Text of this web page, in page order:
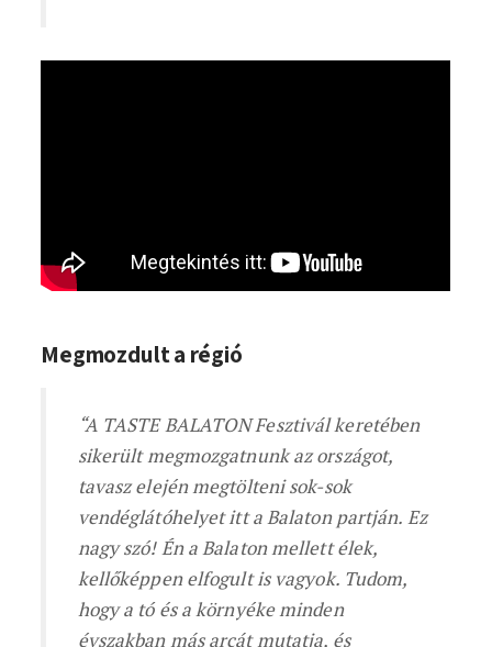
Megmozdult a régió
“A TASTE BALATON Fesztivál keretében
sikerült megmozgatnunk az országot,
tavasz elején megtölteni sok-sok
vendéglátóhelyet itt a Balaton partján. Ez
nagy szó! Én a Balaton mellett élek,
kellőképpen elfogult is vagyok. Tudom,
hogy a tó és a környéke minden
évszakban más arcát mutatja, és